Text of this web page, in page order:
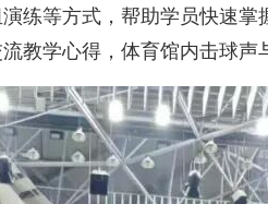
练等方式，帮助学员快速
教学心得，体育馆内击球声